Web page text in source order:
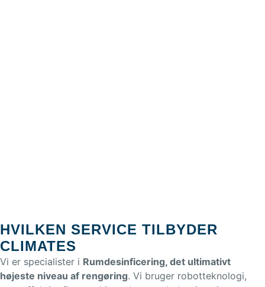
HVILKEN SERVICE TILBYDER
CLIMATES
Vi er specialister i Rumdesinficering, det ultimativt
højeste niveau af rengøring. Vi bruger robotteknologi,